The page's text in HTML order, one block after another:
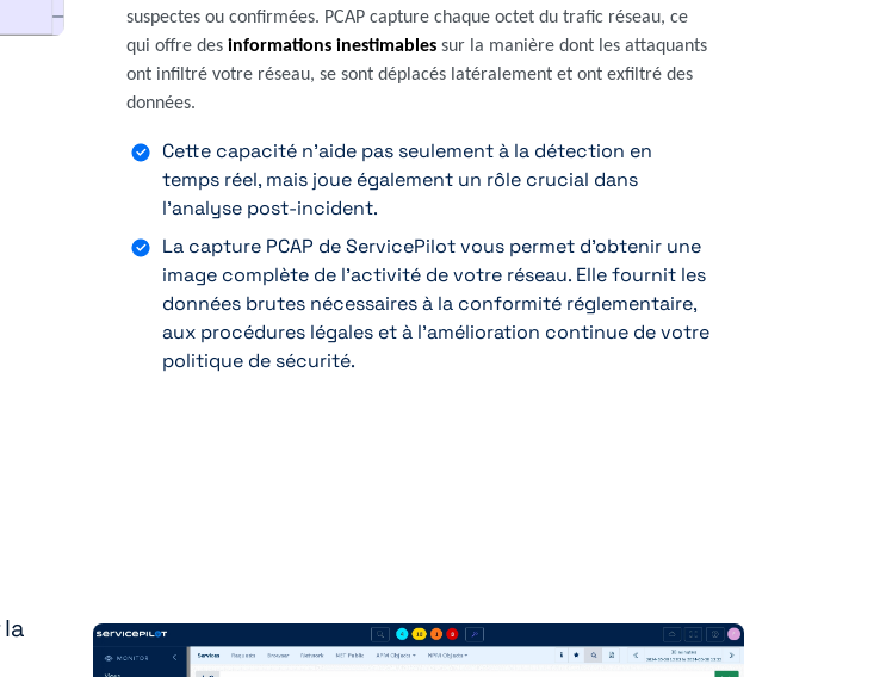
suspectes ou confirmées. PCAP capture chaque octet du trafic réseau, ce
qui offre des informations inestimables sur la manière dont les attaquants
ont infiltré votre réseau, se sont déplacés latéralement et ont exfiltré des
données.
Cette capacité n'aide pas seulement à la détection en
temps réel, mais joue également un rôle crucial dans
l'analyse post-incident.
La capture PCAP de ServicePilot vous permet d'obtenir une
image complète de l'activité de votre réseau. Elle fournit les
données brutes nécessaires à la conformité réglementaire,
aux procédures légales et à l'amélioration continue de votre
politique de sécurité.